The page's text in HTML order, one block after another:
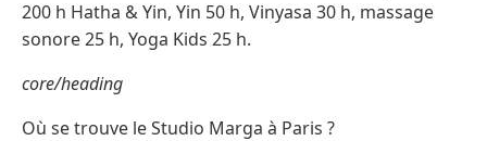
200 h Hatha & Yin, Yin 50 h, Vinyasa 30 h, massage
sonore 25 h, Yoga Kids 25 h.
core/heading
Où se trouve le Studio Marga à Paris ?